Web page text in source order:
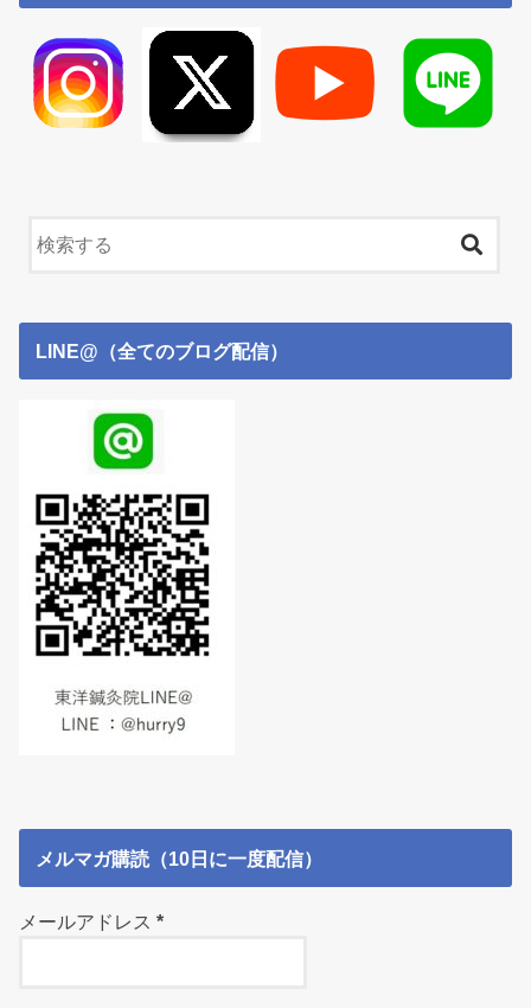
LINE@（全てのブログ配信）
メルマガ購読（10日に一度配信）
メールアドレス*